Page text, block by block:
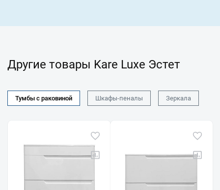
Другие товары Kare Luxe Эстет
Тумбы с раковиной Шкафы-пеналы Зеркала